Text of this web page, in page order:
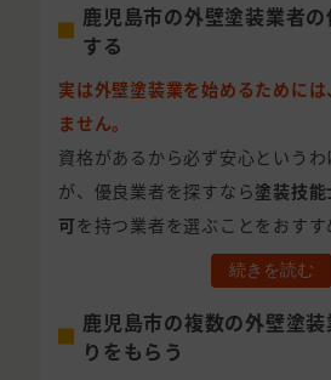
鹿児島市の外壁塗装業者
する
実は外壁塗装業を始めるために
ません。
資格があるから必ず安心という
が、優良業者を探すなら塗装技
可 を持つ業者を選ぶことをおすす
続きを読む
鹿児島市の複数の外壁塗
りをもらう